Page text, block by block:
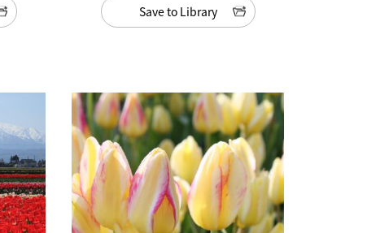
Save to Library